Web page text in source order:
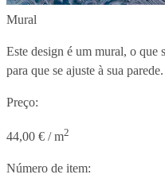
Mural
Este design é um mural, o que
para que se ajuste à sua parede.
Preço:
44,00 € / m2
Número de item: